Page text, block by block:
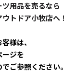
用品を売るなら
トドア小牧店へ！
様は、
ージを
ご参照ください。